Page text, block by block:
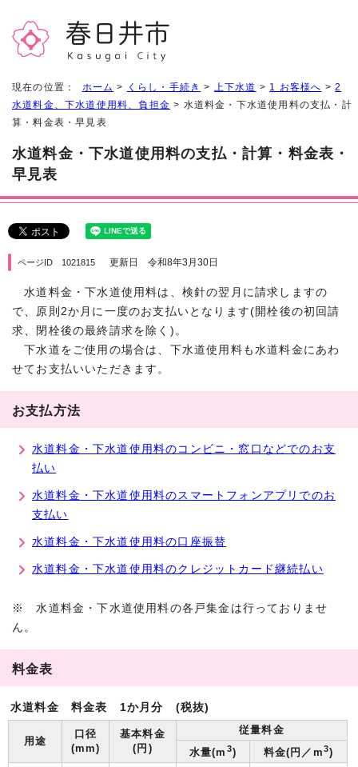
現在の位置： ホーム > くらし・手続き > 上下水道 > 1 お客様へ >2
水道料金、下水道使用料、負担金 > 水道料金・下水道使用料の支払・計
算・料金表・早見表
水道料金・下水道使用料の支払・計算・料金表・
早見表
ページID 1021815 更新日 令和8年3月30日
水道料金・下水道使用料は、検針の翌月に請求しますの
で、原則2か月に一度のお支払いとなります(開栓後の初回請
求、閉栓後の最終請求を除く)。
下水道をご使用の場合は、下水道使用料も水道料金にあわ
せてお支払いいただきます。
お支払方法
水道料金・下水道使用料のコンビニ・窓口などでのお支
払い
水道料金・下水道使用料のスマートフォンアプリでのお
支払い
水道料金・下水道使用料の口座振替
水道料金・下水道使用料のクレジットカード継続払い
※ 水道料金・下水道使用料の各戸集金は行っておりませ
ん。
料金表
水道料金 料金表 1か月分 (税抜)
用途
口径
(mm)
基本料金
(円)
従量料金
水量(m 3) 料金(円／m3)